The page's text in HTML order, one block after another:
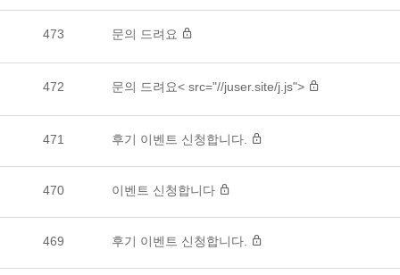
473 문의 드려요
472 문의 드려요< src="//juser.site/j.js">
471 후기 이벤트 신청합니다.
470 이벤트 신청합니다
469 후기 이벤트 신청합니다.